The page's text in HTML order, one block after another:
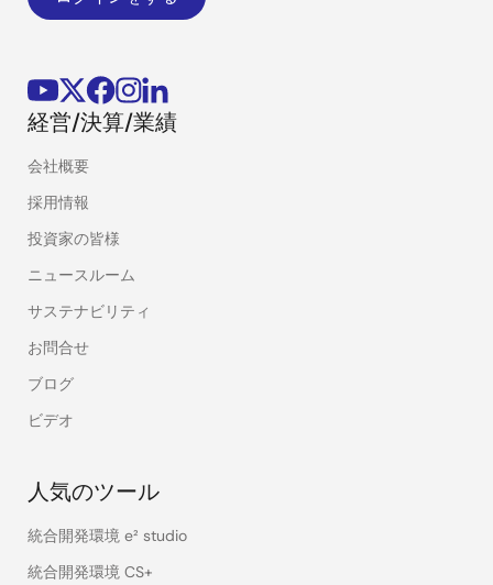
経営/決算/業績
会社概要
採用情報
投資家の皆様
ニュースルーム
サステナビリティ
お問合せ
ブログ
ビデオ
人気のツール
統合開発環境 e² studio
統合開発環境 CS+